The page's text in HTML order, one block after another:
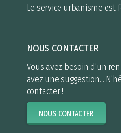
Le service urbanisme est
NOUS CONTACTER
Vous avez besoin d’un
avez une suggestion...
contacter !
NOUS CONTACTER